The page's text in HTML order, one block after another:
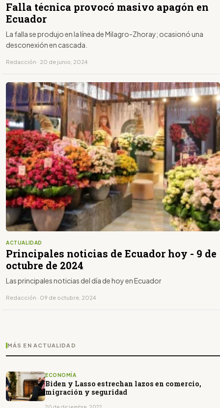
Falla técnica provocó masivo apagón en
Ecuador
La falla se produjo en la línea de Milagro-Zhoray; ocasionó una
desconexión en cascada.
Redacción · 20 de junio, 2024
ACTUALIDAD
Principales noticias de Ecuador hoy - 9 de
octubre de 2024
Las principales noticias del día de hoy en Ecuador
Redacción · 09 de octubre, 2024
MÁS EN ACTUALIDAD
ECONOMÍA
Biden y Lasso estrechan lazos en comercio,
migración y seguridad